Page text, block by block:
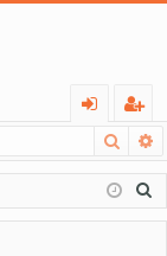
д
ег
ис
тр